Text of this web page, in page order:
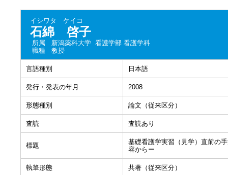
イシワタ ケイコ
石綿 啓子
所属
新潟薬科大学 看護学部 看護学科
職種
教授
言語種別 日本語
発行・発表の年月 2008
形態種別 論文（従来区分）
査読 査読あり
標題
基礎看護学実習（見学）直前の
容からー
執筆形態 共著（従来区分）